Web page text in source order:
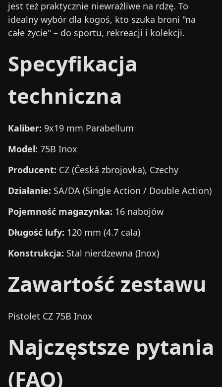
jest też praktycznie niewrażliwe na rdzę. To
idealny wybór dla kogoś, kto szuka broni "na
całe życie" – do sportu, rekreacji i kolekcji.
Specyfikacja
techniczna
Kaliber: 9x19 mm Parabellum
Model: 75B Inox
Producent: CZ (Česká zbrojovka), Czechy
Działanie: SA/DA (Single Action / Double Action)
Pojemność magazynka: 16 nabojów
Długość lufy: 120 mm (4.7 cala)
Konstrukcja: Stal nierdzewna (Inox)
Zawartość zestawu
Pistolet CZ 75B Inox
Najczęstsze pytania
(FAQ)